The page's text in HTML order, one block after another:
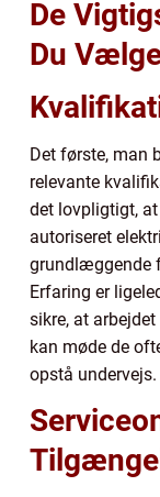
De
Du
Det første, man
relevante
det lovpligtigt,
autoriseret
grundlæggende
Erfaring er
sikre, at
kan møde de
opstå undervejs.